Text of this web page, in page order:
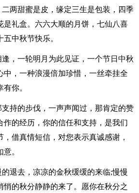
两甜蜜是皮，缘定三生是包装，四季
是礼盒。六六大顺的月饼，七仙八喜
中秋节快乐。
，一轮明月为此见证，一个节日中秋
中，一种浪漫倍加珍惜，一丝牵挂全
你。
持的步伐，一声声闻过，那肯定的赞
作的经历，你的信任和支持，是我们
借真情短信，对您表示真诚感谢，
。
退去，凉凉的金秋缓缓的来临;慢慢
悄的秋分静静的来了。愿你在秋分之